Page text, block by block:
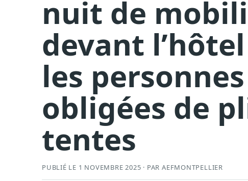
nuit de
devant
les
obligées de
tentes
PUBLIÉ LE 1 NOVEMBRE 2025 · PAR AEFMONTPELLIER